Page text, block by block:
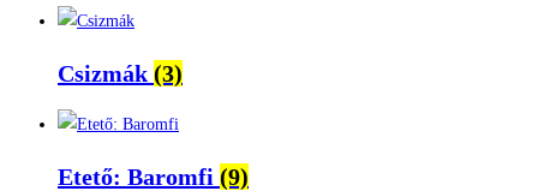
Csizmák (3)
Etető: Baromfi (9)